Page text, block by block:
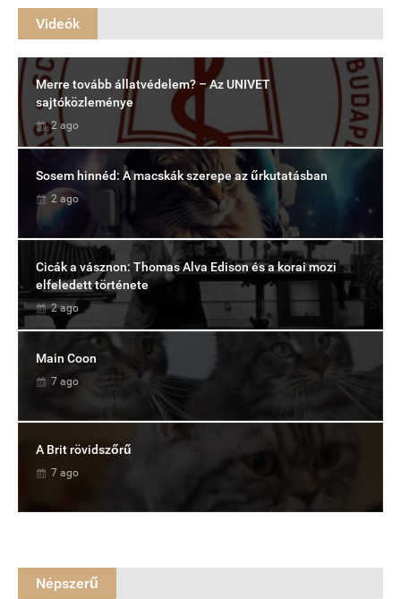
Videók
Merre tovább állatvédelem? – Az UNIVET
sajtóközleménye
2 ago
Sosem hinnéd: A macskák szerepe az űrkutatásban
2 ago
Cicák a vásznon: Thomas Alva Edison és a korai mozi
elfeledett története
2 ago
Main Coon
7 ago
A Brit rövidszőrű
7 ago
Népszerű